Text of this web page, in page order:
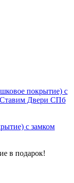
с замком
в подарок!